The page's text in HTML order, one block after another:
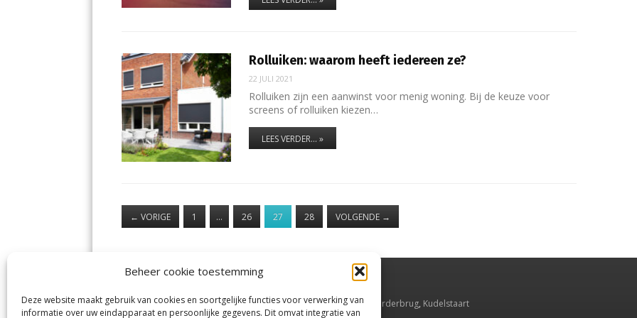
Beheer cookie toestemming
Deze website maakt gebruik van cookies en soortgelijke functies voor verwerking van
informatie over uw eindapparaat en persoonlijke gegevens. Dit omvat integratie van
Rolluiken: waarom heeft iedereen ze?
22 JULI 2021
Rolluiken zijn een aanwinst voor menig woning. Bij de keuze voor
screens of rolluiken kiezen…
LEES VERDER... »
← VORIGE 1 … 26 27 28 VOLGENDE →
De Nieuwe Meerbode
Visserstraat 10
Aalsmeer,Aalsmeerderbrug, Kudelstaart
enOude Meer